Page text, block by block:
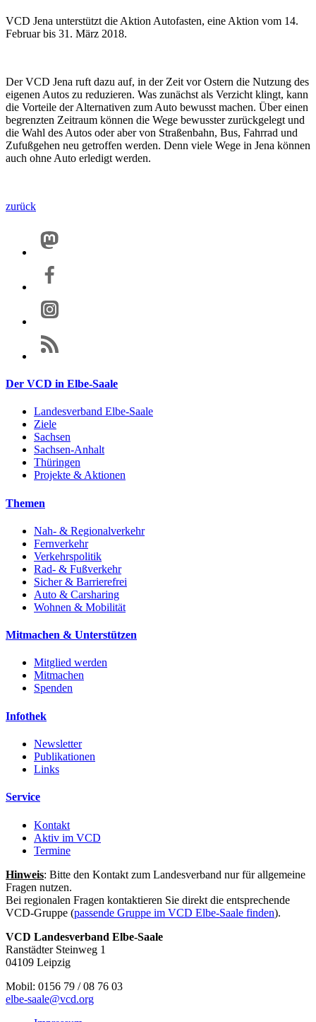
VCD Jena unterstützt die Aktion Autofasten, eine Aktion vom 14.
Februar bis 31. März 2018.
Der VCD Jena ruft dazu auf, in der Zeit vor Ostern die Nutzung des
eigenen Autos zu reduzieren. Was zunächst als Verzicht klingt, kann
die Vorteile der Alternativen zum Auto bewusst machen. Über einen
begrenzten Zeitraum können die Wege bewusster zurückgelegt und
die Wahl des Autos oder aber von Straßenbahn, Bus, Fahrrad und
Zufußgehen neu getroffen werden. Denn viele Wege in Jena können
auch ohne Auto erledigt werden.
zurück
Der VCD in Elbe-Saale
Landesverband Elbe-Saale
Ziele
Sachsen
Sachsen-Anhalt
Thüringen
Projekte & Aktionen
Themen
Nah- & Regionalverkehr
Fernverkehr
Verkehrspolitik
Rad- & Fußverkehr
Sicher & Barrierefrei
Auto & Carsharing
Wohnen & Mobilität
Mitmachen & Unterstützen
Mitglied werden
Mitmachen
Spenden
Infothek
Newsletter
Publikationen
Links
Service
Kontakt
Aktiv im VCD
Termine
Hinweis: Bitte den Kontakt zum Landesverband nur für allgemeine
Fragen nutzen.
Bei regionalen Fragen kontaktieren Sie direkt die entsprechende
VCD-Gruppe (passende Gruppe im VCD Elbe-Saale finden).
VCD Landesverband Elbe-Saale
Ranstädter Steinweg 1
04109 Leipzig
Mobil: 0156 79 / 08 76 03
elbe-saale@vcd.org